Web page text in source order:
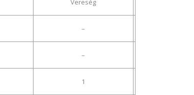
Vereség
–
–
1